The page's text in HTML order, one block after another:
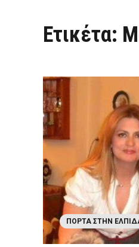
Ετικέτα:
ΠΌΡΤΑ ΣΤΗΝ